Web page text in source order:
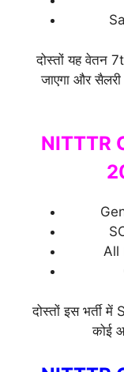
दोस्तों यह वेतन
जाएगा और
NITTTR
All
दोस्तों इस भर्ती में
कोई